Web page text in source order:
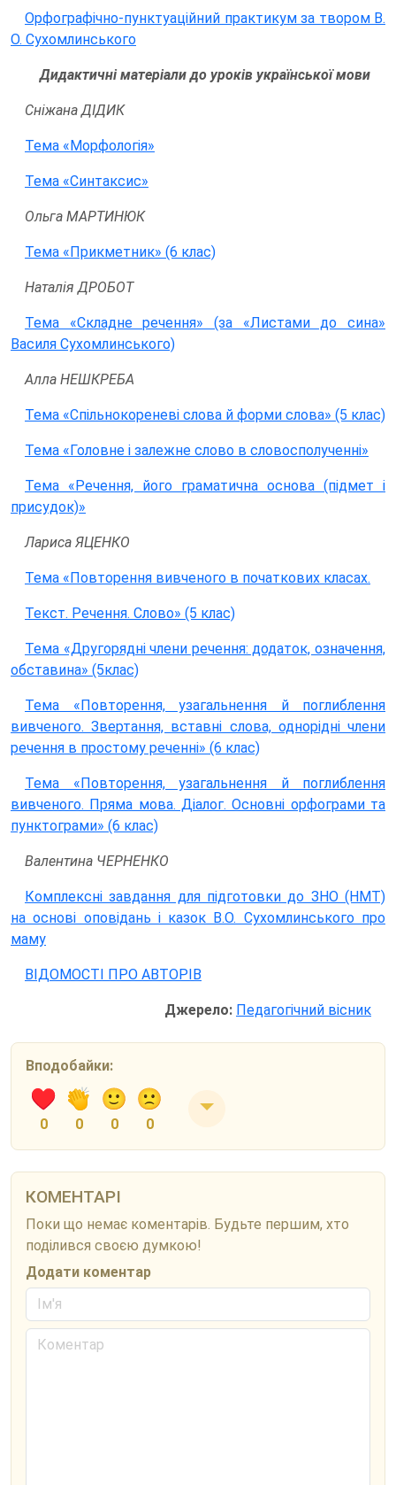
Орфографічно-пунктуаційний практикум за твором В.
О. Сухомлинського
Дидактичні матеріали до уроків української мови
Сніжана ДІДИК
Тема «Морфологія»
Тема «Синтаксис»
Ольга МАРТИНЮК
Тема «Прикметник» (6 клас)
Наталія ДРОБОТ
Тема «Складне речення» (за «Листами до сина»
Василя Сухомлинського)
Алла НЕШКРЕБА
Тема «Спільнокореневі слова й форми слова» (5 клас)
Тема «Головне і залежне слово в словосполученні»
Тема «Речення, його граматична основа (підмет і
присудок)»
Лариса ЯЦЕНКО
Тема «Повторення вивченого в початкових класах.
Текст. Речення. Слово» (5 клас)
Тема «Другорядні члени речення: додаток, означення,
обставина» (5клас)
Тема «Повторення, узагальнення й поглиблення
вивченого. Звертання, вставні слова, однорідні члени
речення в простому реченні» (6 клас)
Тема «Повторення, узагальнення й поглиблення
вивченого. Пряма мова. Діалог. Основні орфограми та
пунктограми» (6 клас)
Валентина ЧЕРНЕНКО
Комплексні завдання для підготовки до ЗНО (НМТ)
на основі оповідань і казок В.О. Сухомлинського про
маму
ВІДОМОСТІ ПРО АВТОРІВ
Джерело: Педагогічний вісник
Вподобайки:
0 0 0 0
КОМЕНТАРІ
Поки що немає коментарів. Будьте першим, хто
поділився своєю думкою!
Додати коментар